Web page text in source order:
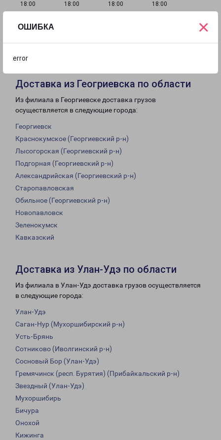
ОШИБКА
error
×
18:00 18:00 18:00 18:00
Доставка из Геогриевска по области
Из филиала в Георгиевске доставка грузов
осуществляется в следующие города:
Георгиевск
Краснокумское (Георгиевский р-н)
Лысогорская (Георгиевский р-н)
Подгорная (Георгиевский р-н)
Александрийская (Георгиевский р-н)
Старопавловская
Обильное (Георгиевский р-н)
Новопавловск
Зеленокумск
Кавказский
Доставка из Улан-Удэ по области
Из филиала в Улан-Удэ доставка грузов осуществляется
в следующие города:
Улан-Удэ
Саган-Нур (Мухоршибирский р-н)
Усть-Брянь
Сотниково (Иволгинский р-н)
Сосновый Бор (Улан-Удэ)
Гремячинск (респ. Бурятия) (Прибайкальский р-н)
Звездный (Улан-Удэ)
Мухоршибирь
Бичура
Онохой
Кижинга